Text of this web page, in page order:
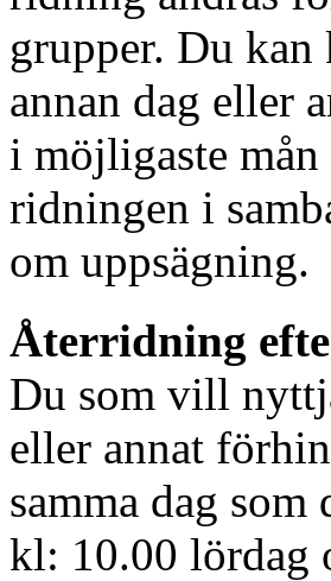
grupper. Du
annan dag eller
i möjligaste
ridningen i
om uppsägning.
Återridning
Du som vill
eller annat
samma dag
kl: 10.00 lördag